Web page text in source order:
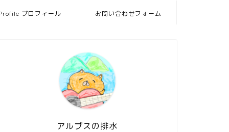
プロフィール お問い合わせフォーム
アルプスの排水